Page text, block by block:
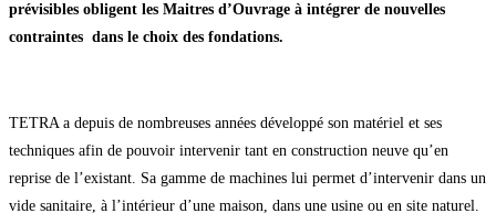
prévisibles obligent les Maitres d’Ouvrage à intégrer de nouvelles
contraintes dans le choix des fondations.
TETRA a depuis de nombreuses années développé son matériel et ses
techniques afin de pouvoir intervenir tant en construction neuve qu’en
reprise de l’existant. Sa gamme de machines lui permet d’intervenir dans un
vide sanitaire, à l’intérieur d’une maison, dans une usine ou en site naturel.